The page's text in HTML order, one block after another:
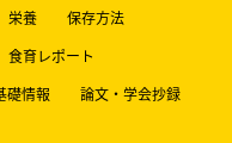
栄養
保存方法
食育レポート
礎情報
論文・学会抄録